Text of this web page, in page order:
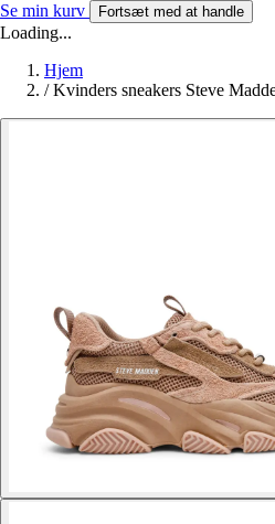
Se min kurv Fortsæt med at handle
Loading...
Hjem
/ Kvinders sneakers Steve